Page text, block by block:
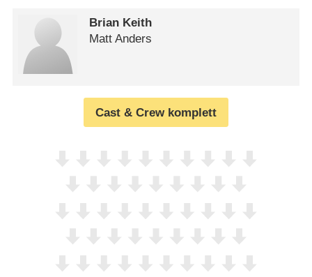
Brian Keith
Matt Anders
Cast & Crew komplett